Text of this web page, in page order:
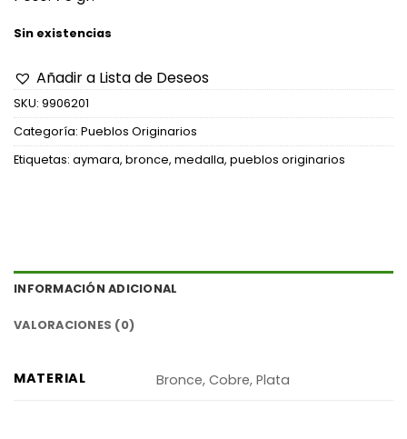
Sin existencias
Añadir a Lista de Deseos
SKU: 9906201
Categoría: Pueblos Originarios
Etiquetas: aymara, bronce, medalla, pueblos originarios
INFORMACIÓN ADICIONAL
VALORACIONES (0)
MATERIAL Bronce, Cobre, Plata